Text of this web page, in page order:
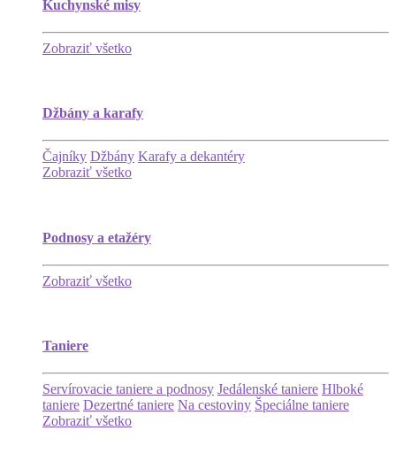
Kuchynské misy
Zobraziť všetko
Džbány a karafy
Čajníky Džbány Karafy a dekantéry
Zobraziť všetko
Podnosy a etažéry
Zobraziť všetko
Taniere
Servírovacie taniere a podnosy Jedálenské taniere Hlboké
taniere Dezertné taniere Na cestoviny Špeciálne taniere
Zobraziť všetko